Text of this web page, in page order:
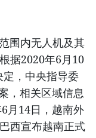
围内无人机及其
据2020年6月10
，中央指导委
，相关区域信息
月14日，越南外
西宣布越南正式